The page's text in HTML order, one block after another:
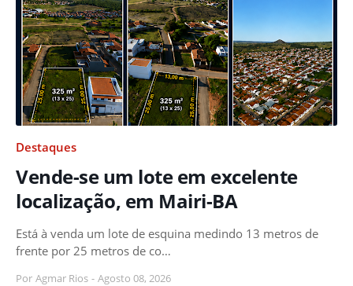
Destaques
Vende-se um lote em excelente
localização, em Mairi-BA
Está à venda um lote de esquina medindo 13 metros de
frente por 25 metros de co…
Por Agmar Rios - Agosto 08, 2026